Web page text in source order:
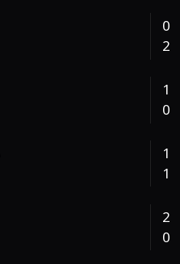
0
2
1
0
1
1
2
0